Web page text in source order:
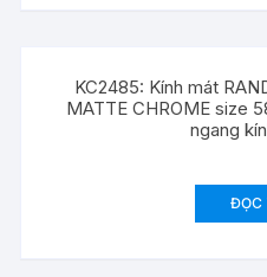
KC2485: Kính mát
MATTE CHROME size
ngang
ĐỌC